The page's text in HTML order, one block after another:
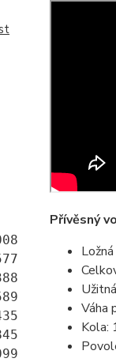
Přívěsný
Váha
Kola: